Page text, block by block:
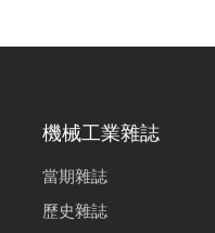
機械工業雜誌
當期雜誌
歷史雜誌